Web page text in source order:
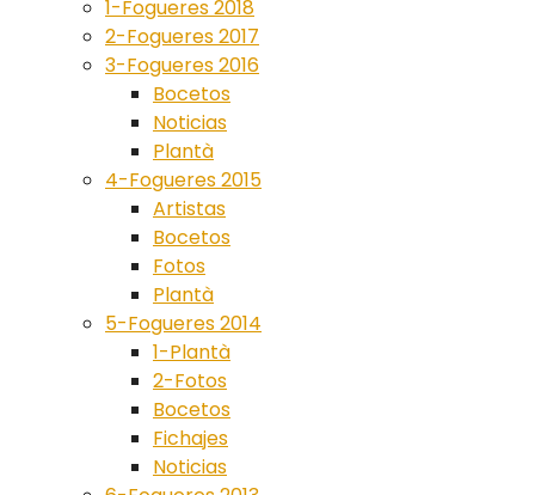
1-Fogueres 2018
2-Fogueres 2017
3-Fogueres 2016
Bocetos
Noticias
Plantà
4-Fogueres 2015
Artistas
Bocetos
Fotos
Plantà
5-Fogueres 2014
1-Plantà
2-Fotos
Bocetos
Fichajes
Noticias